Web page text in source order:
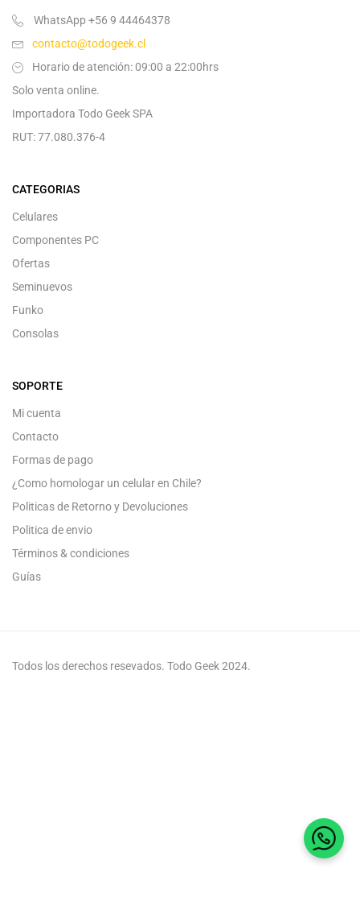
WhatsApp +56 9 44464378
contacto@todogeek.cl
Horario de atención: 09:00 a 22:00hrs
Solo venta online.
Importadora Todo Geek SPA
RUT: 77.080.376-4
CATEGORIAS
Celulares
Componentes PC
Ofertas
Seminuevos
Funko
Consolas
SOPORTE
Mi cuenta
Contacto
Formas de pago
¿Como homologar un celular en Chile?
Politicas de Retorno y Devoluciones
Politica de envio
Términos & condiciones
Guías
Todos los derechos resevados. Todo Geek 2024.
Habla